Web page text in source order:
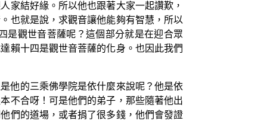
家結好緣。所以他也跟著大家一起讚歎，
也就是說，求觀音讓他能夠有智慧，所以
是觀世音菩薩呢？這個部分就是在迎合眾
賴十四是觀世音菩薩的化身。也因此我們
他的三乘佛學院是依什麼來說呢？他是依
不合呀！可是他們的弟子，那些隨著他出
們的道場，或者捐了很多錢，他們會發證